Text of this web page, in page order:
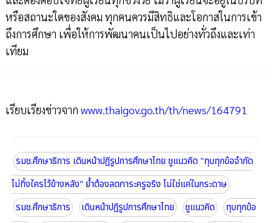
หรือสถานะใดของสังคม ทุกคนควรมีสิทธิและโอกาสในการเข้า
ถึงการศึกษา เพื่อให้การพัฒนาคนเป็นไปอย่างทั่วถึงและเท่า
เทียม
เรียบเรียงข่าวจาก www.thaigov.go.th/th/news/164791
รมช.ศึกษาธิการ เดินหน้าปฏิรูปการศึกษาไทย ชูแนวคิด "ทุบทุกข้อจำกัด
ไม่ทิ้งใครไว้ข้างหลัง" ย้ำต้องลดภาระครูจริง ไม่ใช่แค่ในกระดาษ
รมช.ศึกษาธิการ
เดินหน้าปฏิรูปการศึกษาไทย ชูแนวคิด
ทุบทุกข้อ